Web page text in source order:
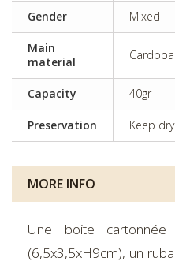
Gender Mixed
Main
material
Capacity 40gr
Preservation Keep
MORE INFO
Une boite
(6,5x3,5xH9cm), un